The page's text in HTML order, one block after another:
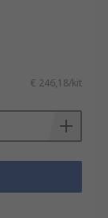
€ 246,18/kit